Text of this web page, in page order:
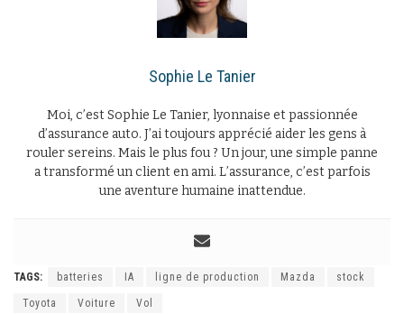
Sophie Le Tanier
Moi, c’est Sophie Le Tanier, lyonnaise et passionnée
d’assurance auto. J’ai toujours apprécié aider les gens à
rouler sereins. Mais le plus fou ? Un jour, une simple panne
a transformé un client en ami. L’assurance, c’est parfois
une aventure humaine inattendue.
TAGS: batteries IA ligne de production Mazda stock
Toyota Voiture Vol